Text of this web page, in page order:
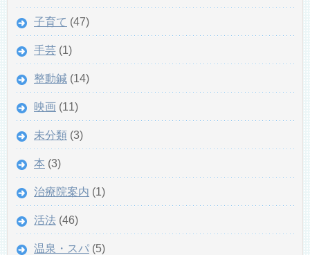
子育て (47)
手芸 (1)
整動鍼 (14)
映画 (11)
未分類 (3)
本 (3)
治療院案内 (1)
活法 (46)
温泉・スパ (5)